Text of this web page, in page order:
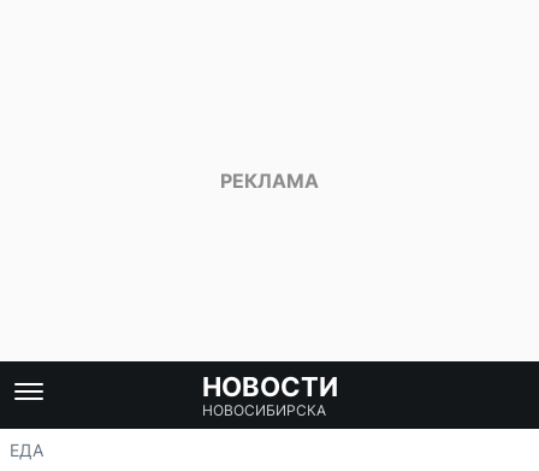
НОВОСТИ
НОВОСИБИРСКА
ЕДА